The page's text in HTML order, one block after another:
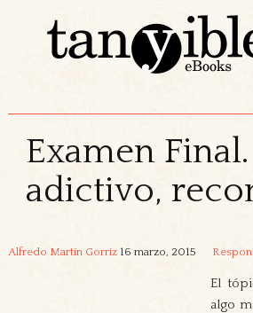
Examen
adictivo,
Alfredo Martín Gorriz 16 marzo, 2015
El
algo